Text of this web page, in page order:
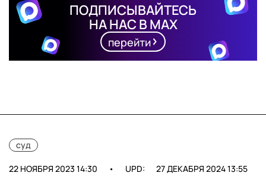
ПОДПИСЫВАЙТЕСЬ
НА НАС В MAX
перейти
суд
22 НОЯБРЯ 2023 14:30 • UPD: 27 ДЕКАБРЯ 2024 13:55